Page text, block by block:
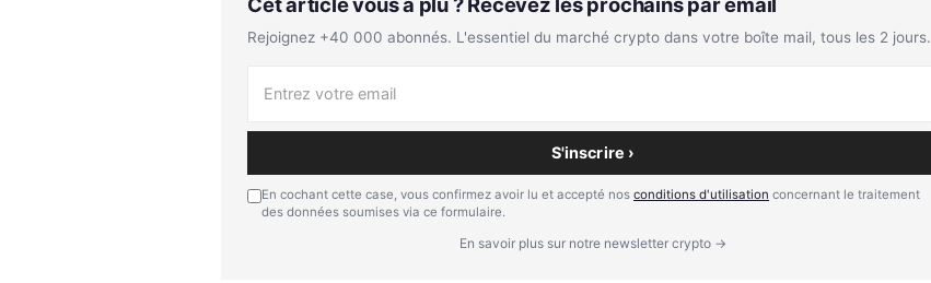
Rejoignez +40 000 abonnés. L'essentiel du marché crypto dans votre boîte mail, tous les 2 jours.
S'inscrire ›
En cochant cette case, vous confirmez avoir lu et accepté nos conditions d'utilisation concernant le traitement
des données soumises via ce formulaire.
En savoir plus sur notre newsletter crypto →